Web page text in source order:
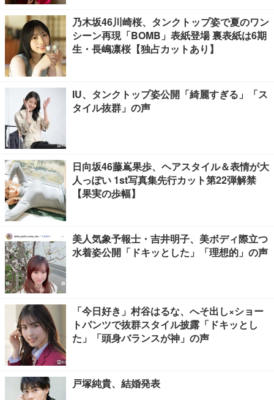
乃木坂46川崎桜、タンクトップ姿で夏のワン
シーン再現「BOMB」表紙登場 裏表紙は6期
生・長嶋凛桜【独占カットあり】
IU、タンクトップ姿公開「綺麗すぎる」「ス
タイル抜群」の声
日向坂46藤嶌果歩、ヘアスタイル＆表情が大
人っぽい 1st写真集先行カット第22弾解禁
【果実の歩幅】
美人気象予報士・吉井明子、美ボディ際立つ
水着姿公開「ドキッとした」「理想的」の声
「今日好き」村谷はるな、へそ出し×ショー
トパンツで抜群スタイル披露「ドキッとし
た」「頭身バランスが神」の声
戸塚純貴、結婚発表